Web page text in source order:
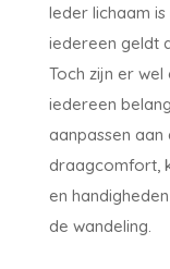
Ieder lichaam
iedereen geldt
Toch zijn er
iedereen
aanpassen
draagcomfort,
en
de wandeling.